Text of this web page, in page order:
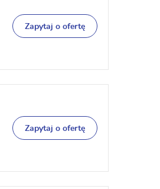
Zapytaj o ofertę
Zapytaj o ofertę